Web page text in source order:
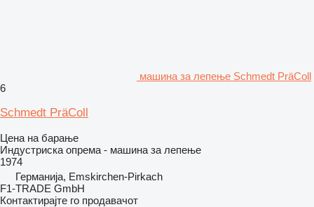
машина за лепење Schmedt PräColl
6
Schmedt PräColl
Цена на барање
Индустриска опрема - машина за лепење
1974
Германија, Emskirchen-Pirkach
F1-TRADE GmbH
Контактирајте го продавачот